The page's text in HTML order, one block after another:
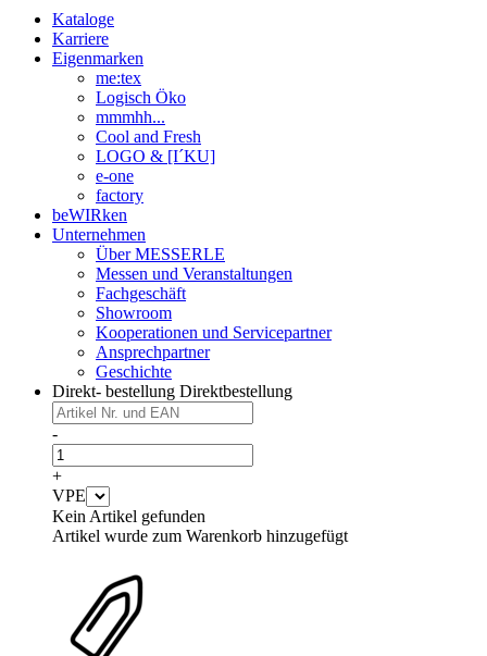
Kataloge
Karriere
Eigenmarken
me:tex
Logisch Öko
mmmhh...
Cool and Fresh
LOGO & [I´KU]
e-one
factory
beWIRken
Unternehmen
Über MESSERLE
Messen und Veranstaltungen
Fachgeschäft
Showroom
Kooperationen und Servicepartner
Ansprechpartner
Geschichte
Direkt- bestellung Direktbestellung
-
+
VPE
Kein Artikel gefunden
Artikel wurde zum Warenkorb hinzugefügt